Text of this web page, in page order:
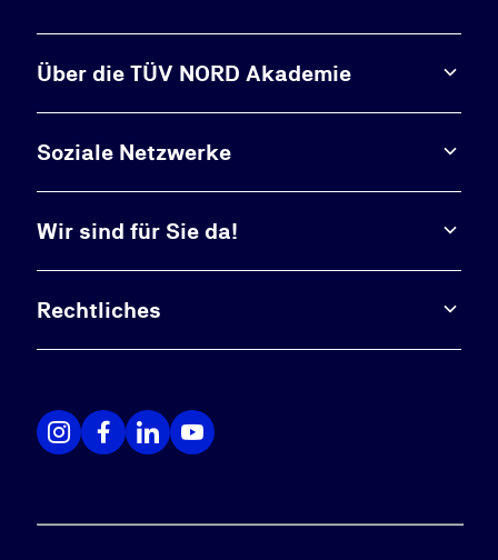
Über die TÜV NORD Akademie
Soziale Netzwerke
Wir sind für Sie da!
Rechtliches